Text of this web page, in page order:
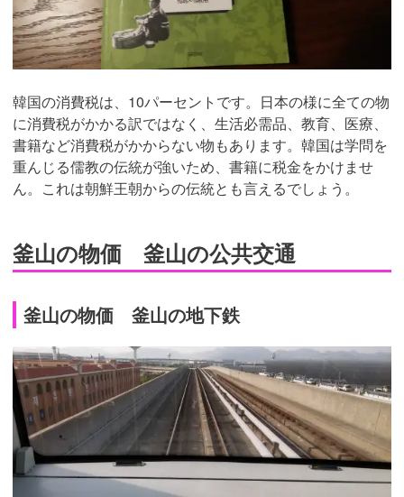
韓国の消費税は、10パーセントです。日本の様に全ての物
に消費税がかかる訳ではなく、生活必需品、教育、医療、
書籍など消費税がかからない物もあります。韓国は学問を
重んじる儒教の伝統が強いため、書籍に税金をかけませ
ん。これは朝鮮王朝からの伝統とも言えるでしょう。
釜山の物価 釜山の公共交通
釜山の物価 釜山の地下鉄